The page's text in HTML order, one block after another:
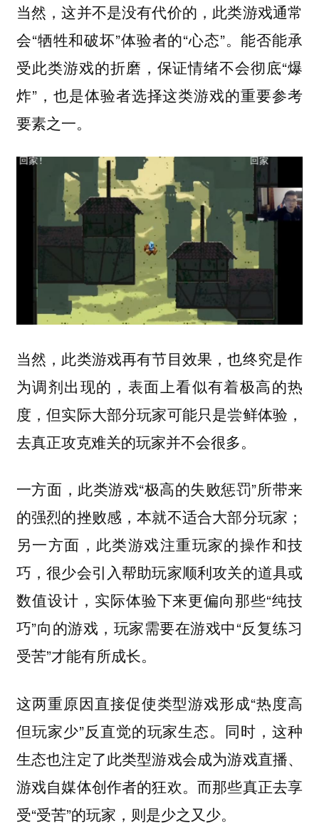
当然，这并不是没有代价的，此类游戏通常
会“牺牲和破坏”体验者的“心态”。能否能承
受此类游戏的折磨，保证情绪不会彻底“爆
炸”，也是体验者选择这类游戏的重要参考
要素之一。
当然，此类游戏再有节目效果，也终究是作
为调剂出现的，表面上看似有着极高的热
度，但实际大部分玩家可能只是尝鲜体验，
去真正攻克难关的玩家并不会很多。
一方面，此类游戏“极高的失败惩罚”所带来
的强烈的挫败感，本就不适合大部分玩家；
另一方面，此类游戏注重玩家的操作和技
巧，很少会引入帮助玩家顺利攻关的道具或
数值设计，实际体验下来更偏向那些“纯技
巧”向的游戏，玩家需要在游戏中“反复练习
受苦”才能有所成长。
这两重原因直接促使类型游戏形成“热度高
但玩家少”反直觉的玩家生态。同时，这种
生态也注定了此类型游戏会成为游戏直播、
游戏自媒体创作者的狂欢。而那些真正去享
受“受苦”的玩家，则是少之又少。